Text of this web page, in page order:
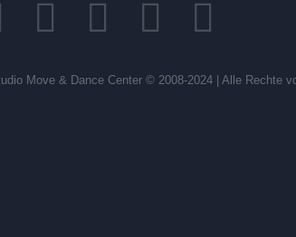
Move & Dance Center © 2008-2024 | Alle Rechte